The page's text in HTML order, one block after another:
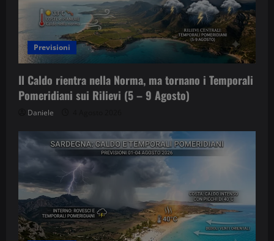
Previsioni
Il Caldo rientra nella Norma, ma tornano i Temporali
Pomeridiani sui Rilievi (5 – 9 Agosto)
Daniele